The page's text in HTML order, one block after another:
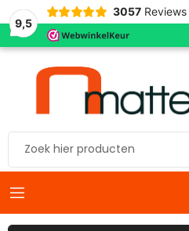
9,5
3057 Reviews